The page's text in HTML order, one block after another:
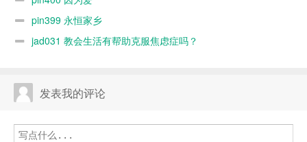
pin399 永恒家乡
jad031 教会生活有帮助克服焦虑症吗？
发表我的评论